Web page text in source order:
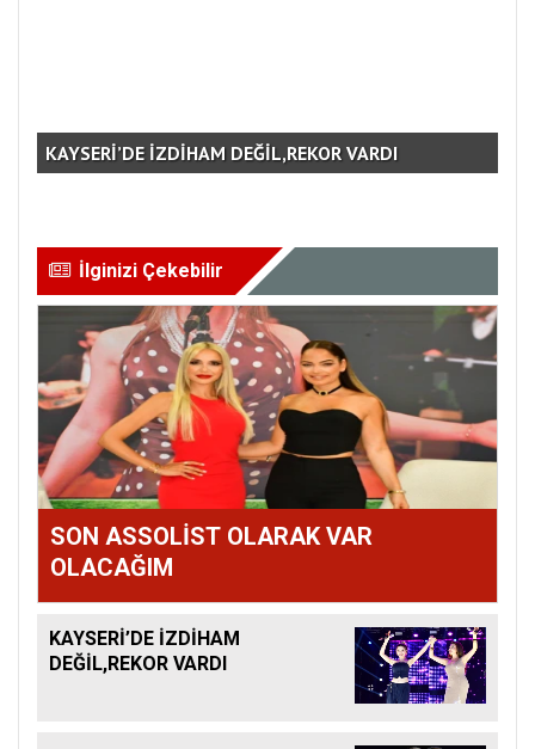
KAYSERİ’DE İZDİHAM DEĞİL,REKOR VARDI
İlginizi Çekebilir
SON ASSOLİST OLARAK VAR
OLACAĞIM
KAYSERİ’DE İZDİHAM
DEĞİL,REKOR VARDI